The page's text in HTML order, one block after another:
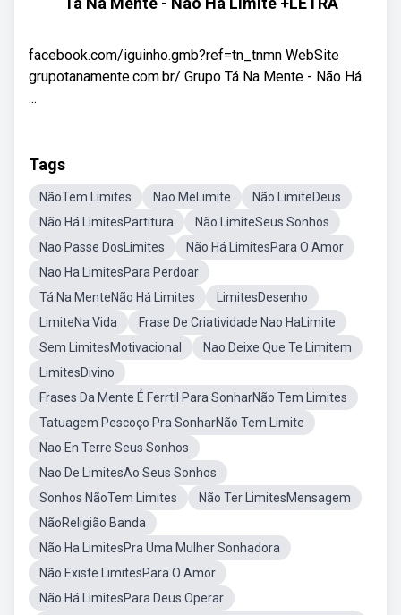
facebook.com/iguinho.gmb?ref=tn_tnmn WebSite
grupotanamente.com.br/ Grupo Tá Na Mente - Não Há
...
Tags
NãoTem Limites Nao MeLimite
Não LimiteDeus
Não Há LimitesPartitura
Não LimiteSeus Sonhos
Nao Passe DosLimites
Não Há LimitesPara O Amor
Nao Ha LimitesPara Perdoar
Tá Na MenteNão Há Limites
LimitesDesenho
LimiteNa Vida
Frase De Criatividade Nao HaLimite
Sem LimitesMotivacional
Nao Deixe Que Te Limitem
LimitesDivino
Frases Da Mente É Ferrtil Para SonharNão Tem Limites
Tatuagem Pescoço Pra SonharNão Tem Limite
Nao En Terre Seus Sonhos
Nao De LimitesAo Seus Sonhos
Sonhos NãoTem Limites
Não Ter LimitesMensagem
NãoReligião Banda
Não Ha LimitesPra Uma Mulher Sonhadora
Não Existe LimitesPara O Amor
Não Há LimitesPara Deus Operar